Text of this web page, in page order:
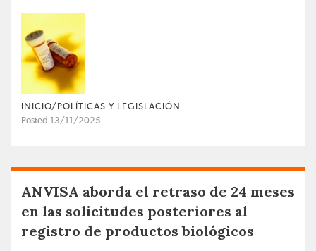
INICIO/POLÍTICAS Y LEGISLACIÓN
Posted 13/11/2025
ANVISA aborda el retraso de 24 meses
en las solicitudes posteriores al
registro de productos biológicos